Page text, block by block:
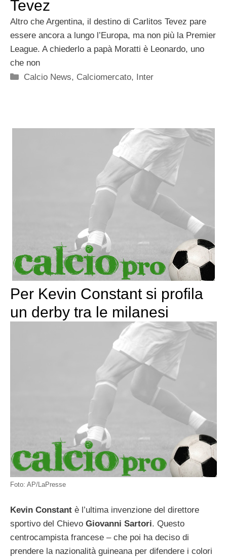
Tevez
Altro che Argentina, il destino di Carlitos Tevez pare
essere ancora a lungo l’Europa, ma non più la Premier
League. A chiederlo a papà Moratti è Leonardo, uno
che non
Categorie
Calcio News, Calciomercato, Inter
Per Kevin Constant si profila
un derby tra le milanesi
Foto: AP/LaPresse
Kevin Constant è l’ultima invenzione del direttore
sportivo del Chievo Giovanni Sartori. Questo
centrocampista francese – che poi ha deciso di
prendere la nazionalità guineana per difendere i colori